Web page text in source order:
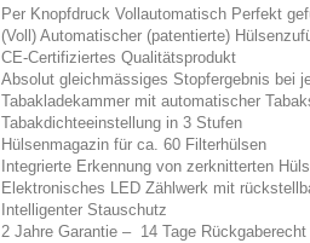
Per Knopfdruck Vollautomatisch Perfekt
(Voll) Automatischer (patentierte)
CE-Certifiziertes Qualitätsprodukt
Absolut gleichmässiges Stopfergebnis bei
Tabakladekammer mit automatischer
Tabakdichteeinstellung in 3 Stufen
Hülsenmagazin für ca. 60 Filterhülsen
Integrierte Erkennung von zerknitterten
Elektronisches LED Zählwerk mit
Intelligenter Stauschutz
2 Jahre Garantie – 14 Tage Rückgaberecht